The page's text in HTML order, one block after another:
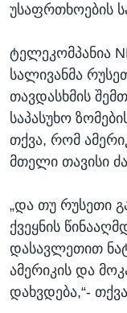
უსაფრთხოების
ტელეკომპანია
სალივანმა
თავდასხმის
საპასუხო
თქვა, რომ
მთელი თავისი
„და თუ რუსეთი
ქვეყნის
დასავლეთით
ამერიკის და
დახვდება,“-